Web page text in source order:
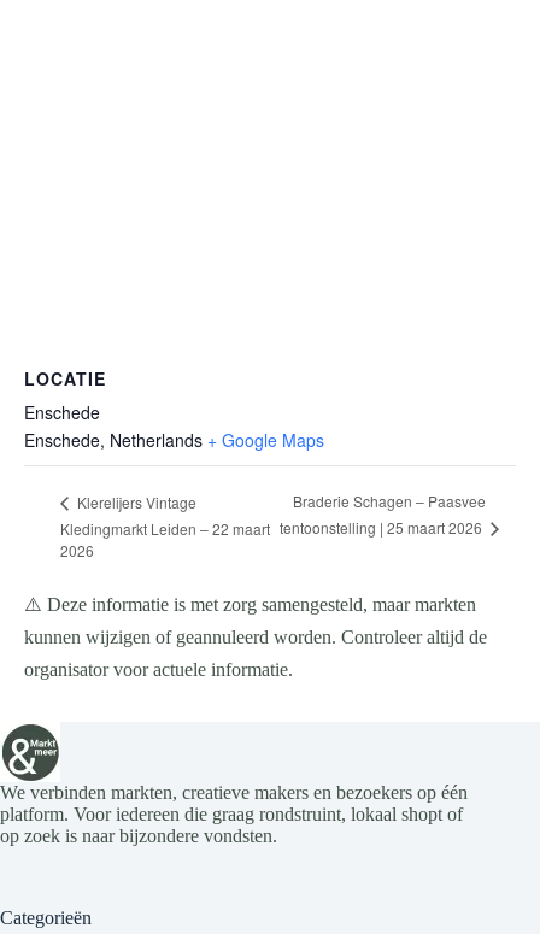
LOCATIE
Enschede
Enschede, Netherlands + Google Maps
Klerelijers Vintage
Kledingmarkt Leiden – 22 maart
2026
Braderie Schagen – Paasvee
tentoonstelling | 25 maart 2026
⚠️ Deze informatie is met zorg samengesteld, maar markten
kunnen wijzigen of geannuleerd worden. Controleer altijd de
organisator voor actuele informatie.
We verbinden markten, creatieve makers en bezoekers op één
platform. Voor iedereen die graag rondstruint, lokaal shopt of
op zoek is naar bijzondere vondsten.
Categorieën